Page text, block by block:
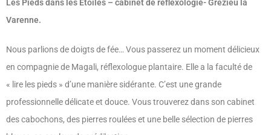
Les Pieds dans les Etoiles – cabinet de réflexologie- Grézieu la
Varenne.
Nous parlions de doigts de fée… Vous passerez un moment délicieux
en compagnie de Magali, réflexologue plantaire. Elle a la faculté de
« lire les pieds » d’une manière sidérante. C’est une grande
professionnelle délicate et douce. Vous trouverez dans son cabinet
des cabochons, des pierres roulées et une belle sélection de pierres